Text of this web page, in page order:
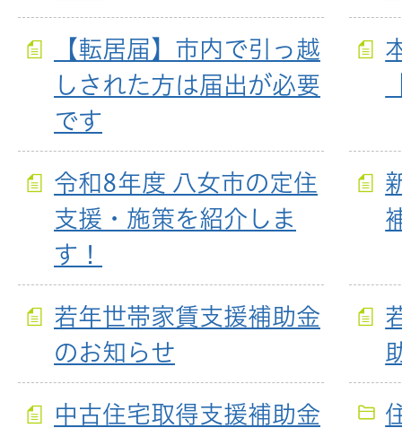
【転居届】市内で引っ越
しされた方は届出が必要
です
令和8年度 八女市の定住
支援・施策を紹介しま
す！
若年世帯家賃支援補助金
のお知らせ
中古住宅取得支援補助金